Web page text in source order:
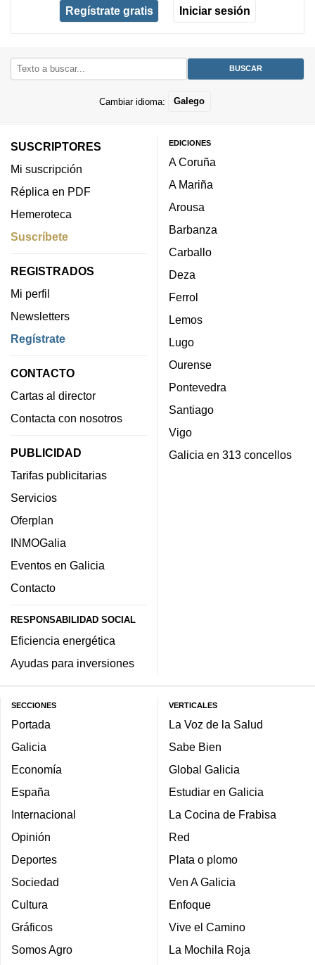
Regístrate gratis Iniciar sesión
Cambiar idioma: Galego
SUSCRIPTORES
Mi suscripción
Réplica en PDF
Hemeroteca
Suscríbete
REGISTRADOS
Mi perfil
Newsletters
Regístrate
CONTACTO
Cartas al director
Contacta con nosotros
PUBLICIDAD
Tarifas publicitarias
Servicios
Oferplan
INMOGalia
Eventos en Galicia
Contacto
RESPONSABILIDAD SOCIAL
Eficiencia energética
Ayudas para inversiones
EDICIONES
A Coruña
A Mariña
Arousa
Barbanza
Carballo
Deza
Ferrol
Lemos
Lugo
Ourense
Pontevedra
Santiago
Vigo
Galicia en 313 concellos
SECCIONES
Portada
Galicia
Economía
España
Internacional
Opinión
Deportes
Sociedad
Cultura
Gráficos
Somos Agro
VERTICALES
La Voz de la Salud
Sabe Bien
Global Galicia
Estudiar en Galicia
La Cocina de Frabisa
Red
Plata o plomo
Ven A Galicia
Enfoque
Vive el Camino
La Mochila Roja